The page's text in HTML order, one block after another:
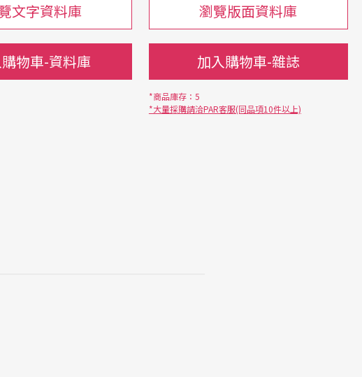
文字資料庫 瀏覽版面資料庫
物車-資料庫 加入購物車-雜誌
*商品庫存：5
*大量採購請洽PAR客服(同品項10件以上)